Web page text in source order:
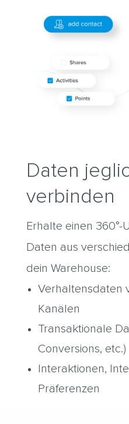
Daten
verbinden
Erhalte einen 360°-
Daten aus
dein Warehouse:
Verhaltensdaten
Kanälen
Transaktionale
Conversions, etc.)
Interaktionen,
Präferenzen